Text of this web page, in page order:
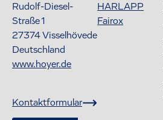
Rudolf-Diesel-
Straße 1
27374Visselhövede
Deutschland
www.hoyer.de
Kontaktformular
HARLAPP
Fairox